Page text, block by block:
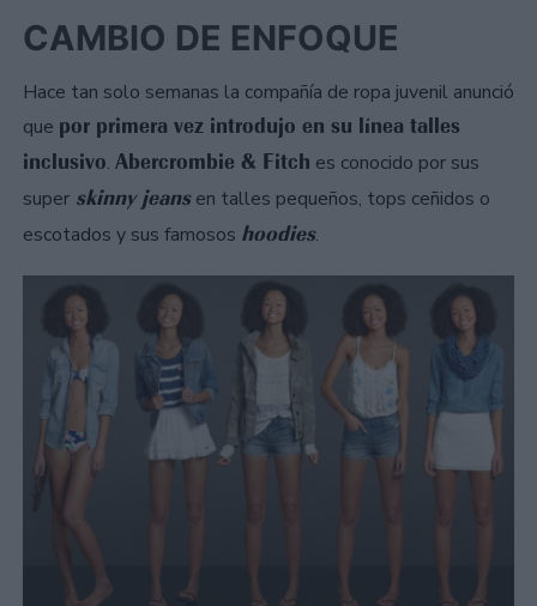
CAMBIO DE ENFOQUE
Hace tan solo semanas la compañía de ropa juvenil anunció
que por primera vez introdujo en su línea talles
inclusivo. Abercrombie & Fitch es conocido por sus
super skinny jeansen talles pequeños, tops ceñidos o
escotados y sus famosos hoodies.